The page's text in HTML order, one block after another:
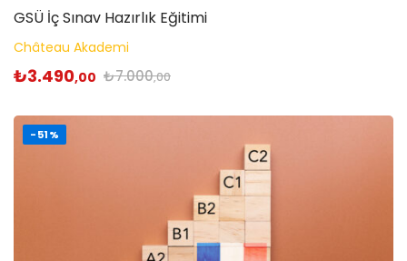
GSÜ İç Sınav Hazırlık Eğitimi
Château Akademi
₺3.490,00 ₺7.000,00
-51%